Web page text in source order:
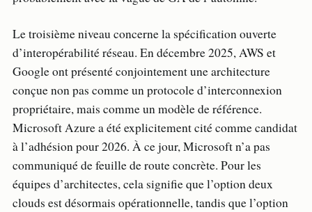
Le troisième niveau concerne la spécification ouverte
d’interopérabilité réseau. En décembre 2025, AWS et
Google ont présenté conjointement une architecture
conçue non pas comme un protocole d’interconnexion
propriétaire, mais comme un modèle de référence.
Microsoft Azure a été explicitement cité comme candidat
à l’adhésion pour 2026. À ce jour, Microsoft n’a pas
communiqué de feuille de route concrète. Pour les
équipes d’architectes, cela signifie que l’option deux
clouds est désormais opérationnelle, tandis que l’option